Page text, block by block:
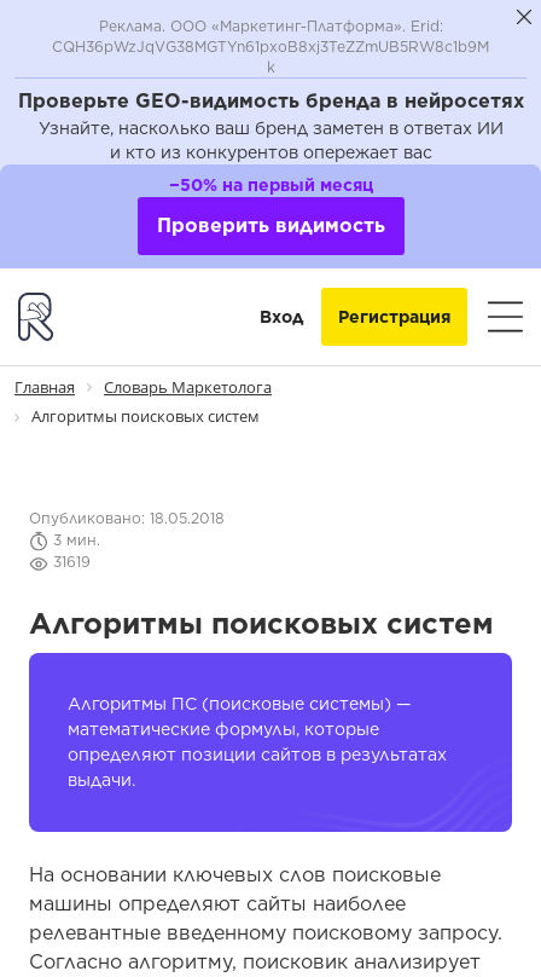
Проверьте GEO-видимость бренда в нейросетях
Узнайте, насколько ваш бренд заметен в ответах ИИ
и кто из конкурентов опережает вас
Реклама. ООО «Маркетинг-Платформа». Erid:
CQH36pWzJqVG38MGTYn61pxoB8xj3TeZZmUB5RW8c1b9M
k
−50% на первый месяц
Проверить видимость
Вход Регистрация
Главная
Словарь Маркетолога
Алгоритмы поисковых систем
Алгоритмы поисковых систем
Опубликовано: 18.05.2018
3 мин.
31619
Алгоритмы ПС (поисковые системы) —
математические формулы, которые
определяют позиции сайтов в результатах
выдачи.
На основании ключевых слов поисковые
машины определяют сайты наиболее
релевантные введенному поисковому запросу.
Согласно алгоритму, поисковик анализирует